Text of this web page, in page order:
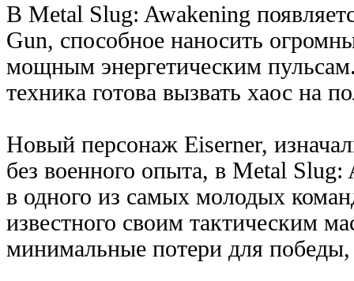
В Metal Slug: Awakening
Gun, способное наносить
мощным энергетическим
техника готова вызвать хаос на
Новый персонаж Eiserner,
без военного опыта, в Metal Slug:
в одного из самых молодых
известного своим тактическим
минимальные потери для победы,